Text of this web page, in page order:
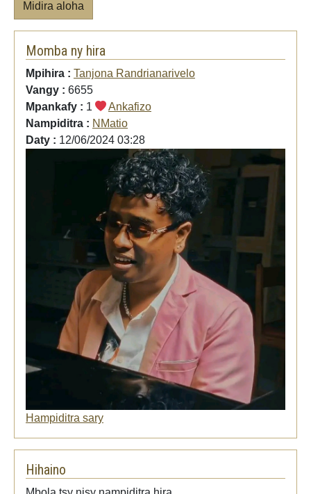
Midira aloha
Momba ny hira
Mpihira : Tanjona Randrianarivelo
Vangy : 6655
Mpankafy : 1
Ankafizo
Nampiditra : NMatio
Daty : 12/06/2024 03:28
Hampiditra sary
Hihaino